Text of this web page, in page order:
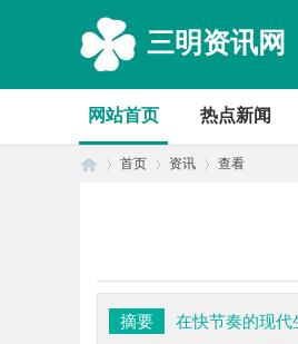
三明资讯网
网站首页 热点新闻
首页 资讯 查看
摘要
在快节奏的现代